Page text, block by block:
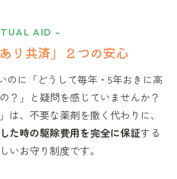
AID -
り共済」 ２つの安心
のに「どうして毎年・5年おきに高
？」と 疑問を感じていませんか？
は、不要な薬剤を撒く代わりに、
た時の駆除費用を完全に保証する
いお守り制度です。